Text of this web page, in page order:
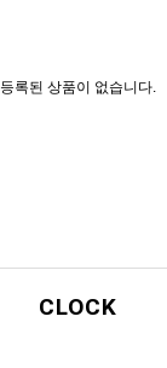
등록된 상품이 없습니다.
CLOCK